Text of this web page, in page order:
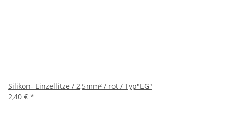
Silikon- Einzellitze / 2,5mm² / rot / Typ"EG"
2,40 € *